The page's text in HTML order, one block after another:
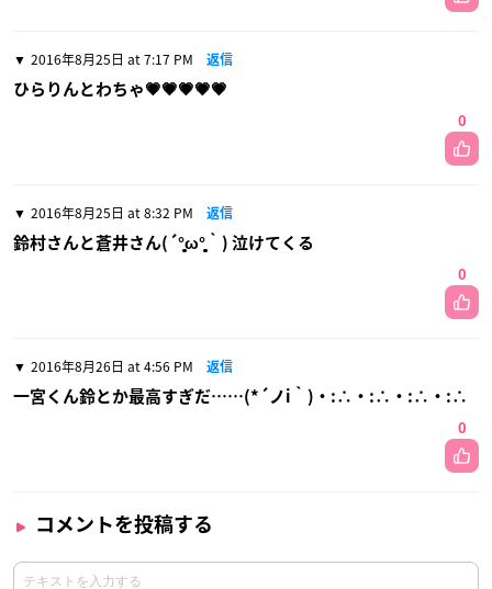
2016年8月25日 at 7:17 PM 返信
ひらりんとわちゃ💗💗💗💗💗
0
2016年8月25日 at 8:32 PM 返信
鈴村さんと蒼井さん(´°̥̥̥̥̥̥̥̥ω°̥̥̥̥̥̥̥̥｀) 泣けてくる
0
2016年8月26日 at 4:56 PM 返信
一宮くん鈴とか最高すぎだ……(*´ノi｀)・:∴・:∴・:∴・:∴
0
コメントを投稿する